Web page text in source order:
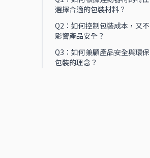
選擇合適的包裝材料？
Q2：如何控制包裝成本，又不
影響產品安全？
Q3：如何兼顧產品安全與環保
包裝的理念？